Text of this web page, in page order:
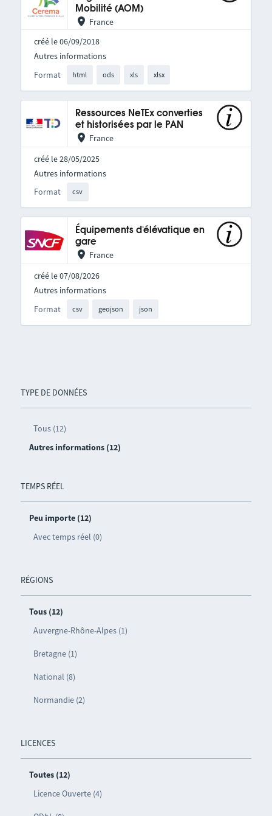
TYPE DE DONNÉES
Tous (12)
Autres informations (12)
TEMPS RÉEL
Peu importe (12)
Avec temps réel (0)
RÉGIONS
Tous (12)
Auvergne-Rhône-Alpes (1)
Bretagne (1)
National (8)
Normandie (2)
LICENCES
Toutes (12)
Licence Ouverte (4)
Mobilité (AOM)
France
créé le 06/09/2018
Format html ods xls xlsx
Autres informations
Ressources NeTEx converties
et historisées par le PAN
France
créé le 28/05/2025
Format csv
Autres informations
Équipements d'élévatique en
gare
France
créé le 07/08/2026
Format csv geojson json
Autres informations